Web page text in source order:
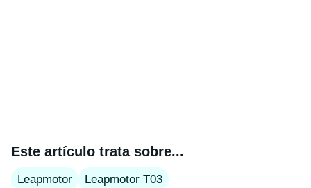
Este artículo trata sobre...
Leapmotor Leapmotor T03